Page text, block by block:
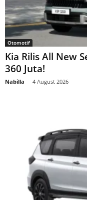
Otomotif
Kia Rilis All New
360 Juta!
Nabilla 4 August 2026